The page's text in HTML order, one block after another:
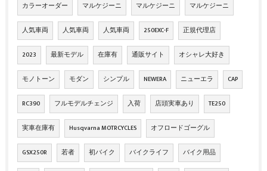
カラーオーダー マルケジーニ マルケジーニ マルケジーニ
人気車両 人気車両 人気車両 250EXC-F 正規代理店
2023 最新モデル 在庫有 通販サイト オシャレ大好き
モノトーン モダン シンプル NEWERA ニューエラ CAP
RC390 フルモデルチェンジ 入荷 店頭実車あり TE250
実車在庫有 Husqvarna MOTRCYCLES オフロードゴーグル
GSX250R 若者 初バイク バイクライフ バイク用品